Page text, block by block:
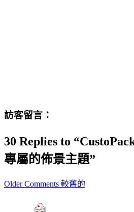
訪客留言：
30 Replies to
專屬的佈景主題”
Comment
Older Comments 較舊的